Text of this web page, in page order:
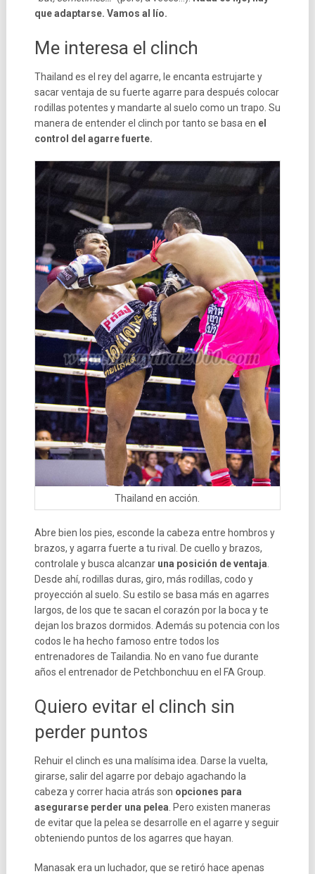
que adaptarse. Vamos al lío.
Me interesa el clinch
Thailand es el rey del agarre, le encanta estrujarte y
sacar ventaja de su fuerte agarre para después colocar
rodillas potentes y mandarte al suelo como un trapo. Su
manera de entender el clinch por tanto se basa en el
control del agarre fuerte.
Thailand en acción.
Abre bien los pies, esconde la cabeza entre hombros y
brazos, y agarra fuerte a tu rival. De cuello y brazos,
controlale y busca alcanzar una posición de ventaja.
Desde ahí, rodillas duras, giro, más rodillas, codo y
proyección al suelo. Su estilo se basa más en agarres
largos, de los que te sacan el corazón por la boca y te
dejan los brazos dormidos. Además su potencia con los
codos le ha hecho famoso entre todos los
entrenadores de Tailandia. No en vano fue durante
años el entrenador de Petchbonchuu en el FA Group.
Quiero evitar el clinch sin
perder puntos
Rehuir el clinch es una malísima idea. Darse la vuelta,
girarse, salir del agarre por debajo agachando la
cabeza y correr hacia atrás son opciones para
asegurarse perder una pelea. Pero existen maneras
de evitar que la pelea se desarrolle en el agarre y seguir
obteniendo puntos de los agarres que hayan.
Manasak era un luchador, que se retiró hace apenas